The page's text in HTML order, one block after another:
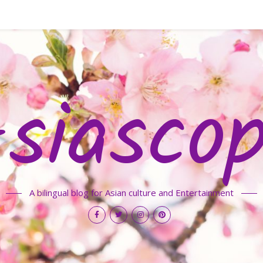
A bilingual blog for Asian culture and Entertainment